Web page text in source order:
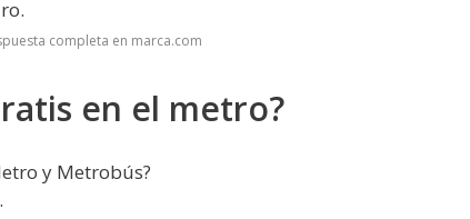
completa en marca.com
en el metro?
y Metrobús?